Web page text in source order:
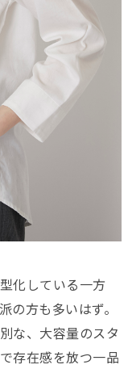
化している一方
の方も多いはず。
な、大容量のスタ
存在感を放つ一品